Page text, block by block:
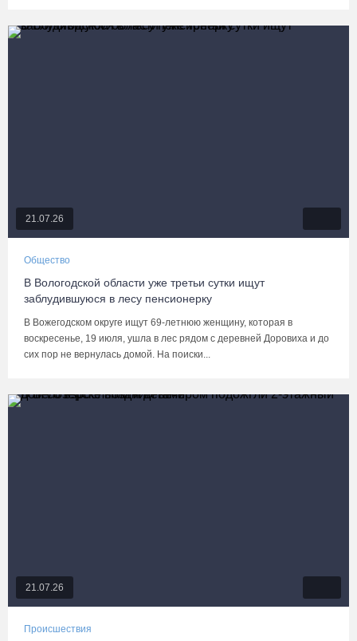
21.07.26
Общество
В Вологодской области уже третьи сутки ищут
заблудившуюся в лесу пенсионерку
В Вожегодском округе ищут 69-летнюю женщину, которая в
воскресенье, 19 июля, ушла в лес рядом с деревней Доровиха и до
сих пор не вернулась домой. На поиски...
21.07.26
Происшествия